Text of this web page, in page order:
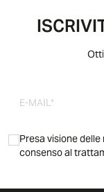
Presa visione
consenso al